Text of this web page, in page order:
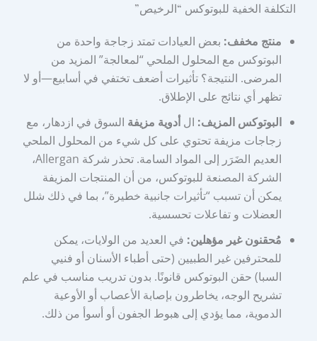
التكلفة الخفية للبوتوكس “الرخيص”
منتج مخفف: بعض العيادات تمتد زجاجة واحدة من
البوتوكس مع المحلول الملحي “لمعالجة” المزيد من
المرضى. النتيجة؟ تأثيرات أضعف تختفي في أسابيع—أو لا
تظهر أي نتائج على الإطلاق.
البوتوكس المزيف: الأدوية مزيفة السوق في ازدهار، مع
زجاجات مزيفة تحتوي على كل شيء من المحلول الملحي
العديم الضَرَر إلى المواد السامة. تحذر شركة Allergan،
الشركة المصنعة للبوتوكس، من أن المنتجات المزيفة
يمكن أن تسبب “تأثيرات جانبية خطيرة”، بما في ذلك شلل
العضلات و تفاعلات تحسسية.
مُحقنون غير مؤهلين: في العديد من الولايات، يمكن
للمحترفين غير الطبيين (حتى أطباء الأسنان أو فنيي
السبا) حقن البوتوكس قانونًا. بدون تدريب مناسب في علم
تشريح الوجه، يخاطرون بإصابة الأعصاب أو الأوعية
الدموية، مما يؤدي إلى هبوط الجفون أو أسوأ من ذلك.